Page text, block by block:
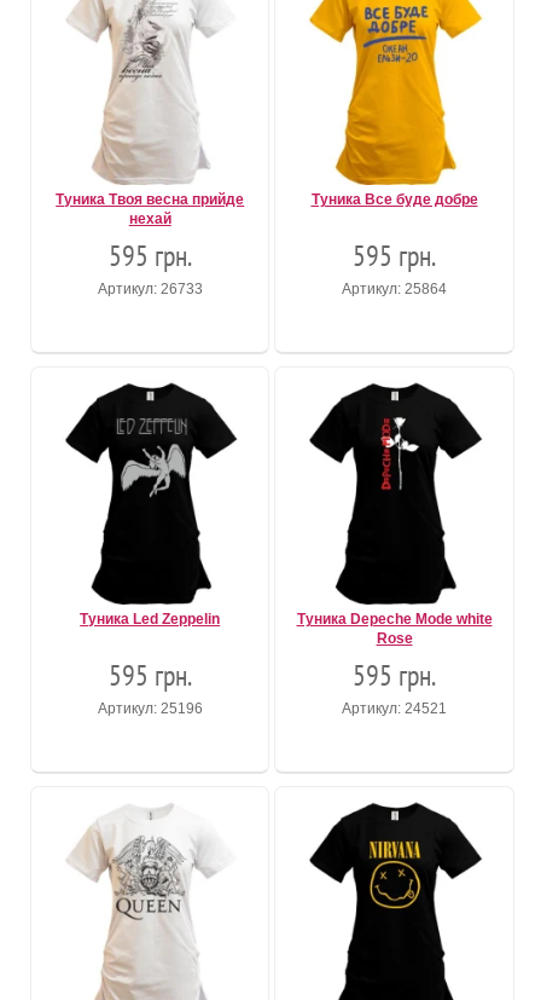
Туника Твоя весна прийде
нехай
595 грн.
Артикул: 26733
Туника Все буде добре
595 грн.
Артикул: 25864
Туника Led Zeppelin
595 грн.
Артикул: 25196
Туника Depeche Mode white
Rose
595 грн.
Артикул: 24521